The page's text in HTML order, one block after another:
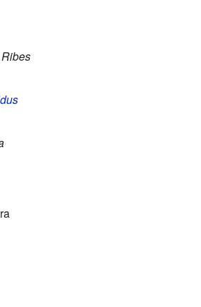
Ribes